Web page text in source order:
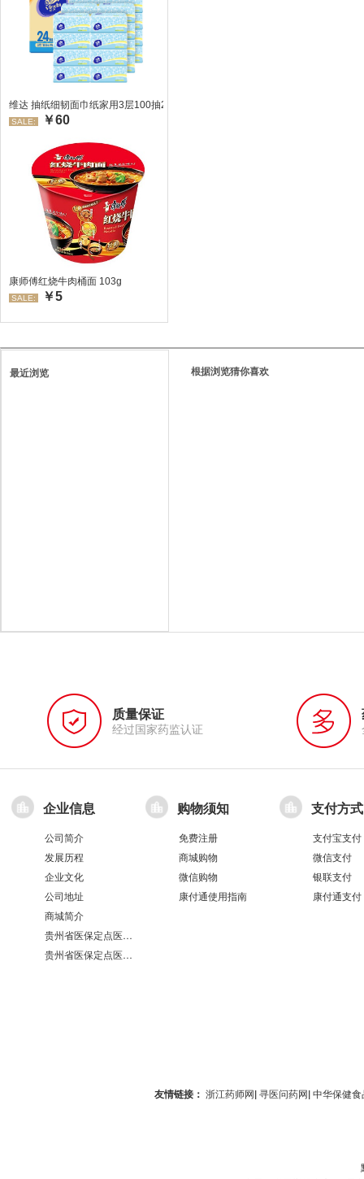
维达 抽纸细韧面巾纸家用3层100抽24包/箱 超值装 偏远地区不发货偏远地区:(含
SALE: ￥60
康师傅红烧牛肉桶面 103g
SALE: ￥5
最近浏览 根据浏览猜你喜欢
质量保证
经过国家药监认证
企业信息
公司简介
发展历程
企业文化
公司地址
商城简介
贵州省医保定点医疗机构医保服务情况表（第551分店）
贵州省医保定点医疗机构医保服务情况表（第100分店）
购物须知
免费注册
商城购物
微信购物
康付通使用指南
支付方式
支付宝支付
微信支付
银联支付
康付通支付
友情链接： 浙江药师网| 寻医问药网| 中华保健食